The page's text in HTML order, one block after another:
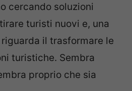
cercando soluzioni
turisti nuovi e, una
il trasformare le
turistiche. Sembra
proprio che sia